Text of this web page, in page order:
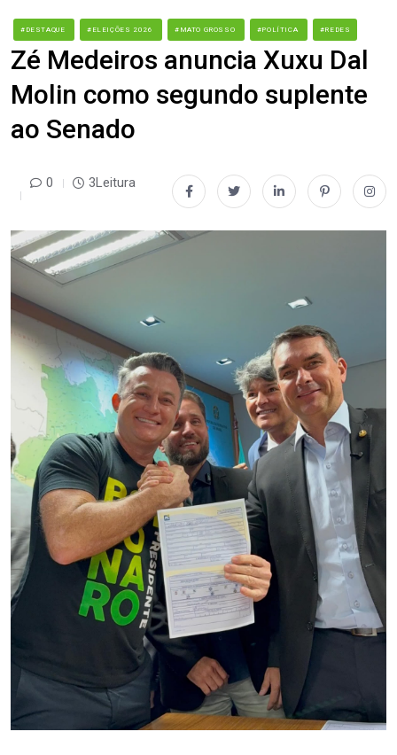
#DESTAQUE #ELEIÇÕES 2026 #MATO GROSSO #POLÍTICA #REDES
Zé Medeiros anuncia Xuxu Dal
Molin como segundo suplente
ao Senado
0 3Leitura